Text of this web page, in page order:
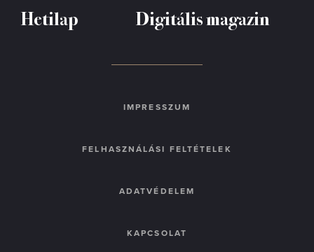
Hetilap Digitális magazin
IMPRESSZUM
FELHASZNÁLÁSI FELTÉTELEK
ADATVÉDELEM
KAPCSOLAT